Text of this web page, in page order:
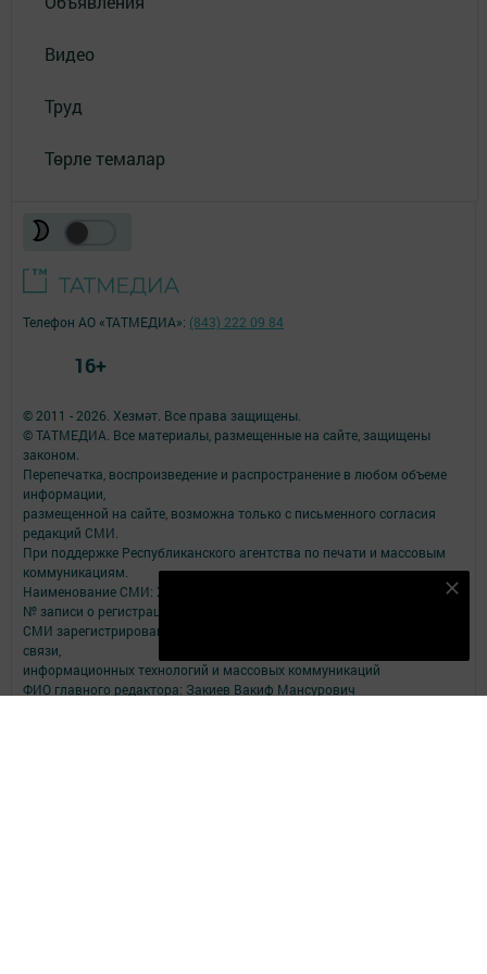
Видео
Труд
Төрле темалар
© 2011 - 2026. Хезмәт. Все права защищены.
© ТАТМЕДИА. Все материалы, размещенные на сайте, защищены
законом.
Перепечатка, воспроизведение и распространение в любом объеме
информации,
размещенной на сайте, возможна только с письменного согласия
редакций СМИ.
При поддержке Республиканского агентства по печати и массовым
коммуникациям.
Наименование СМИ: Хезмәт
№ записи о регистрации СМИ, дата: Эл №ФС77-79109 от 08.09.2020
СМИ зарегистрированно Федеральной службой по надзору в сфере
связи,
информационных технологий и массовых коммуникаций
ФИО главного редактора: Закиев Вакиф Мансурович
Телефон АО «ТАТМЕДИА»: (843) 222 09 84
16+